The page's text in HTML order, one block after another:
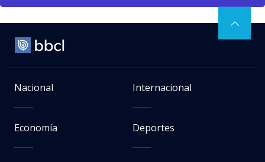
Nacional Internacional
Economía Deportes